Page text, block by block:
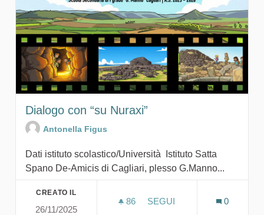
Dialogo con “su Nuraxi”
Antonella Figus
Dati istituto scolastico/Università Istituto Satta
Spano De-Amicis di Cagliari, plesso G.Manno...
CREATO IL
26/11/2025
86 86 SOSTENITORI
SEGUI
0